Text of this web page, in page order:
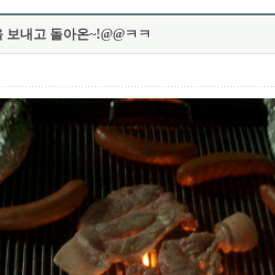
내고 돌아온~!@@ㅋㅋ